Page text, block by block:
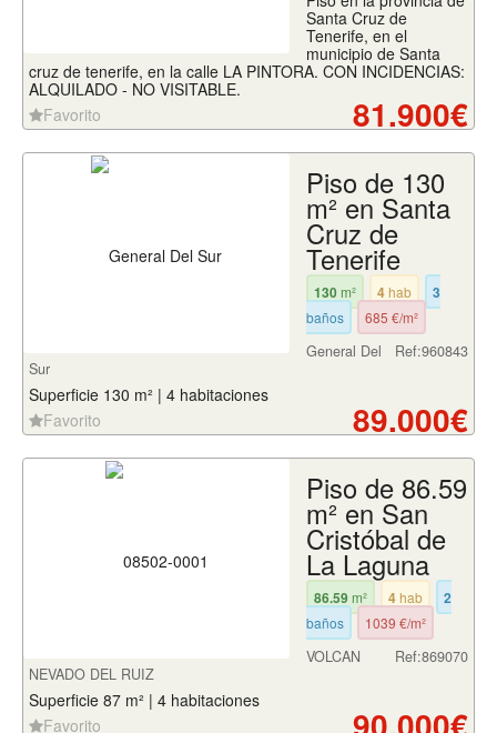
Santa Cruz de
Tenerife, en el
municipio de Santa
cruz de tenerife, en la calle LA PINTORA. CON INCIDENCIAS:
ALQUILADO - NO VISITABLE.
Favorito
81.900€
Piso de 130
m² en Santa
Cruz de
Tenerife
130m² 4hab 3
baños 685 €/m²
Ref:960843
General Del
Sur
Superficie 130 m² | 4 habitaciones
Favorito
89.000€
Piso de 86.59
m² en San
Cristóbal de
La Laguna
86.59m² 4hab 2
baños 1039 €/m²
Ref:869070
VOLCAN
NEVADO DEL RUIZ
Superficie 87 m² | 4 habitaciones
Favorito